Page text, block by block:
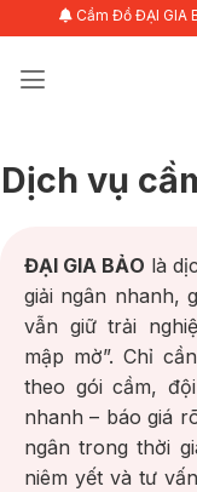
qua
nội
Đồ ĐẠI GIA BẢO được
Dịch vụ
ĐẠI GIA BẢO là
giải ngân nhanh,
vẫn giữ trải
mập mờ”. Chỉ
theo gói cầm,
nhanh – báo giá
ngân trong thời
niêm yết và tư